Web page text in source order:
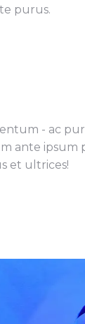
purus.
- ac
ante ipsum
et ultrices!